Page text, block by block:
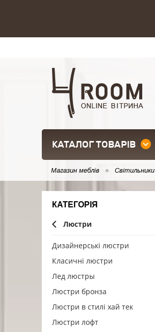
КАТАЛОГ ТОВАРІВ
Магазин меблів Світильники
КАТЕГОРІЯ
Люстри
Дизайнерські люстри
Класичні люстри
Лед люстры
Люстри бронза
Люстри в стилі хай тек
Люстри лофт